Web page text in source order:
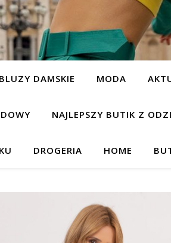
BLUZY DAMSKIE MODA
NAJLEPSZY BUTIK Z
DROGERIA HOME